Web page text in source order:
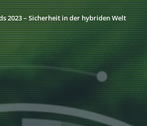
2023 – Sicherheit in der hybriden Welt